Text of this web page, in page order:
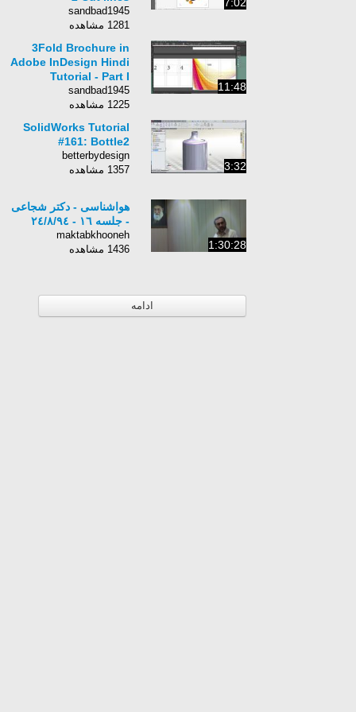
7:02
sandbad1945
1281 مشاهده
11:48
3Fold Brochure in
Adobe InDesign Hindi
Tutorial - Part I
sandbad1945
1225 مشاهده
3:32
SolidWorks Tutorial
#161: Bottle2
betterbydesign
1357 مشاهده
1:30:28
هواشناسی - دکتر شجاعی
- جلسه ١٦ - ٢٤/٨/٩٤
maktabkhooneh
1436 مشاهده
ادامه